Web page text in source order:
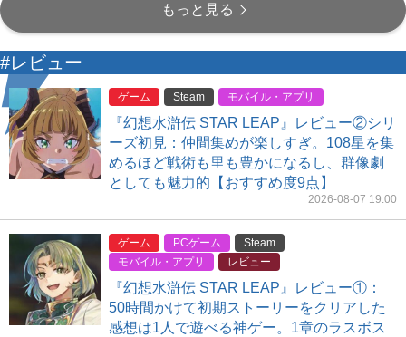
もっと見る
#レビュー
ゲーム Steam モバイル・アプリ
『幻想水滸伝 STAR LEAP』レビュー②シリ
ーズ初見：仲間集めが楽しすぎ。108星を集
めるほど戦術も里も豊かになるし、群像劇
としても魅力的【おすすめ度9点】
2026-08-07 19:00
ゲーム PCゲーム
Steam
モバイル・アプリ
レビュー
『幻想水滸伝 STAR LEAP』レビュー①：
50時間かけて初期ストーリーをクリアした
感想は1人で遊べる神ゲー。1章のラスボス